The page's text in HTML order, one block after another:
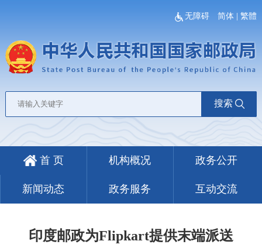
无障碍 简体 |繁體
搜索
首 页 机构概况 政务公开
新闻动态 政务服务 互动交流
印度邮政为Flipkart提供末端派送